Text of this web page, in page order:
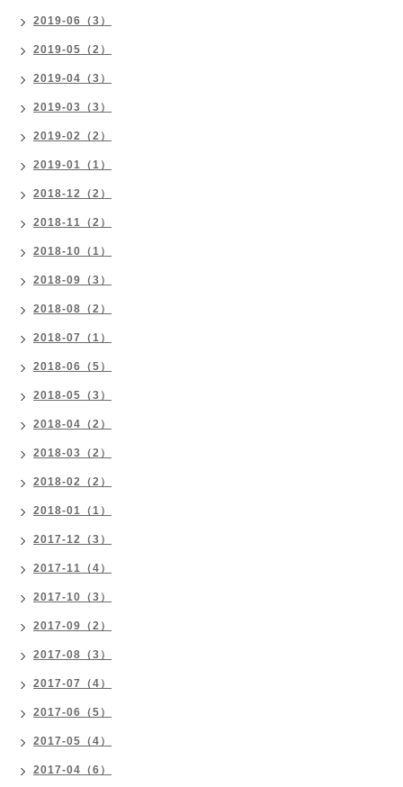
2019-06（3）
2019-05（2）
2019-04（3）
2019-03（3）
2019-02（2）
2019-01（1）
2018-12（2）
2018-11（2）
2018-10（1）
2018-09（3）
2018-08（2）
2018-07（1）
2018-06（5）
2018-05（3）
2018-04（2）
2018-03（2）
2018-02（2）
2018-01（1）
2017-12（3）
2017-11（4）
2017-10（3）
2017-09（2）
2017-08（3）
2017-07（4）
2017-06（5）
2017-05（4）
2017-04（6）